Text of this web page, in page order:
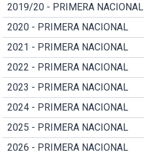
2019/20 - PRIMERA NACIONAL
2020 - PRIMERA NACIONAL
2021 - PRIMERA NACIONAL
2022 - PRIMERA NACIONAL
2023 - PRIMERA NACIONAL
2024 - PRIMERA NACIONAL
2025 - PRIMERA NACIONAL
2026 - PRIMERA NACIONAL